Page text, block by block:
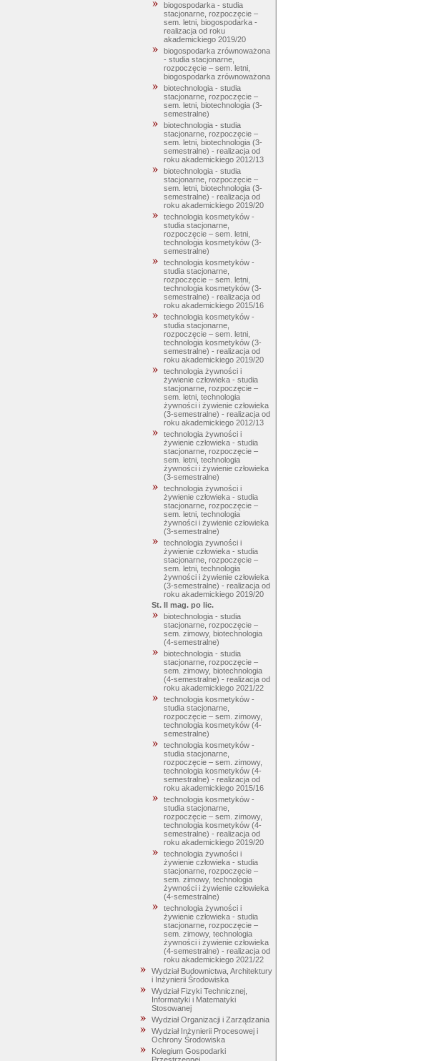
biogospodarka - studia
stacjonarne, rozpoczęcie –
sem. letni, biogospodarka -
realizacja od roku
akademickiego 2019/20
biogospodarka zrównoważona
- studia stacjonarne,
rozpoczęcie – sem. letni,
biogospodarka zrównoważona
biotechnologia - studia
stacjonarne, rozpoczęcie –
sem. letni, biotechnologia (3-
semestralne)
biotechnologia - studia
stacjonarne, rozpoczęcie –
sem. letni, biotechnologia (3-
semestralne) - realizacja od
roku akademickiego 2012/13
biotechnologia - studia
stacjonarne, rozpoczęcie –
sem. letni, biotechnologia (3-
semestralne) - realizacja od
roku akademickiego 2019/20
technologia kosmetyków -
studia stacjonarne,
rozpoczęcie – sem. letni,
technologia kosmetyków (3-
semestralne)
technologia kosmetyków -
studia stacjonarne,
rozpoczęcie – sem. letni,
technologia kosmetyków (3-
semestralne) - realizacja od
roku akademickiego 2015/16
technologia kosmetyków -
studia stacjonarne,
rozpoczęcie – sem. letni,
technologia kosmetyków (3-
semestralne) - realizacja od
roku akademickiego 2019/20
technologia żywności i
żywienie człowieka - studia
stacjonarne, rozpoczęcie –
sem. letni, technologia
żywności i żywienie człowieka
(3-semestralne) - realizacja od
roku akademickiego 2012/13
technologia żywności i
żywienie człowieka - studia
stacjonarne, rozpoczęcie –
sem. letni, technologia
żywności i żywienie człowieka
(3-semestralne)
technologia żywności i
żywienie człowieka - studia
stacjonarne, rozpoczęcie –
sem. letni, technologia
żywności i żywienie człowieka
(3-semestralne)
technologia żywności i
żywienie człowieka - studia
stacjonarne, rozpoczęcie –
sem. letni, technologia
żywności i żywienie człowieka
(3-semestralne) - realizacja od
roku akademickiego 2019/20
St. II mag. po lic.
biotechnologia - studia
stacjonarne, rozpoczęcie –
sem. zimowy, biotechnologia
(4-semestralne)
biotechnologia - studia
stacjonarne, rozpoczęcie –
sem. zimowy, biotechnologia
(4-semestralne) - realizacja od
roku akademickiego 2021/22
technologia kosmetyków -
studia stacjonarne,
rozpoczęcie – sem. zimowy,
technologia kosmetyków (4-
semestralne)
technologia kosmetyków -
studia stacjonarne,
rozpoczęcie – sem. zimowy,
technologia kosmetyków (4-
semestralne) - realizacja od
roku akademickiego 2015/16
technologia kosmetyków -
studia stacjonarne,
rozpoczęcie – sem. zimowy,
technologia kosmetyków (4-
semestralne) - realizacja od
roku akademickiego 2019/20
technologia żywności i
żywienie człowieka - studia
stacjonarne, rozpoczęcie –
sem. zimowy, technologia
żywności i żywienie człowieka
(4-semestralne)
technologia żywności i
żywienie człowieka - studia
stacjonarne, rozpoczęcie –
sem. zimowy, technologia
żywności i żywienie człowieka
(4-semestralne) - realizacja od
roku akademickiego 2021/22
Wydział Budownictwa, Architektury
i Inżynierii Środowiska
Wydział Fizyki Technicznej,
Informatyki i Matematyki
Stosowanej
Wydział Organizacji i Zarządzania
Wydział Inżynierii Procesowej i
Ochrony Środowiska
Kolegium Gospodarki